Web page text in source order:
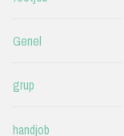
Genel
grup
handjob